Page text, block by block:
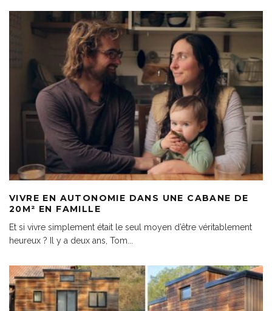
VIVRE EN AUTONOMIE DANS UNE CABANE DE
20M² EN FAMILLE
Et si vivre simplement était le seul moyen d’être véritablement
heureux ? Il y a deux ans, Tom